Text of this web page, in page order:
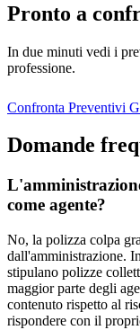
Pronto a
In due minuti vedi i
professione.
Confronta Preventivi
Domande
come agente?
No, la polizza colpa
dall'amministrazione.
stipulano polizze
maggior parte degli
contenuto rispetto al
rispondere con il